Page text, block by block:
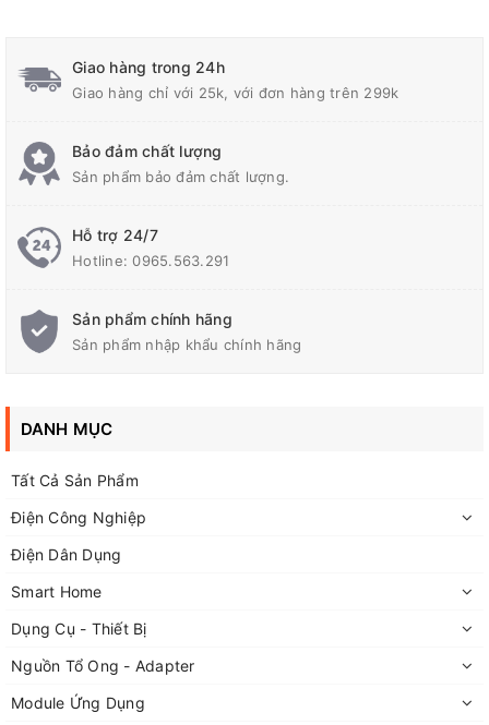
Giao hàng trong 24h
Giao hàng chỉ với 25k, với đơn hàng trên 299k
Bảo đảm chất lượng
Sản phẩm bảo đảm chất lượng.
Hỗ trợ 24/7
Hotline:0965.563.291
Sản phẩm chính hãng
Sản phẩm nhập khẩu chính hãng
DANH MỤC
Tất Cả Sản Phẩm
Điện Công Nghiệp
Điện Dân Dụng
Smart Home
Dụng Cụ - Thiết Bị
Nguồn Tổ Ong - Adapter
Module Ứng Dụng